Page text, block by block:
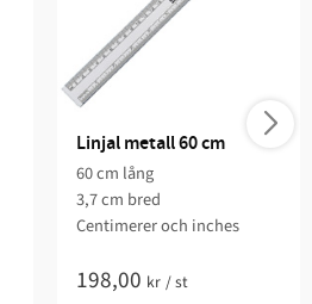
Linjal metall 60 cm
60 cm lång
3,7 cm bred
Centimerer och inches
198,00 kr /st